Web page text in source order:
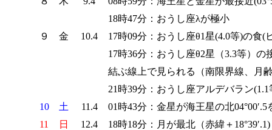
18時47分：おうし座λが極小
９
金 10.4
17時09分：おうし座θ1星(4.0等)の食(
17時36分：おうし座θ2星（3.3等）
結ぶ線上で見られる（南限界線、月
21時39分：おうし座アルデバラン
10
土 11.4
01時43分：金星が海王星の北04°00′.5
11
日 12.4
18時18分：月が最北（赤緯＋18°39′.1)